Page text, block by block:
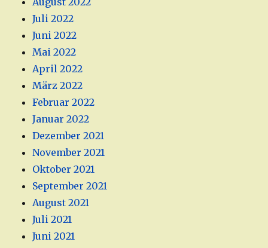
Juli 2022
Juni 2022
Mai 2022
April 2022
März 2022
Februar 2022
Januar 2022
Dezember 2021
November 2021
Oktober 2021
September 2021
August 2021
Juli 2021
Juni 2021